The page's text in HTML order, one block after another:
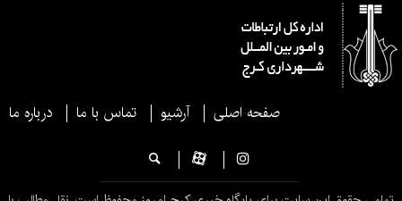
صفحه اصلی آرشیو تماس با ما درباره ما